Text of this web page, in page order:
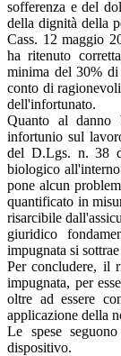
sofferenza e del
della dignità della
Cass. 12 maggio
ha ritenuto
minima del 30% di
conto di
dell'infortunato.
Quanto al danno
infortunio sul
del D.Lgs. n. 38
biologico
pone alcun
quantificato in
risarcibile
giuridico
impugnata si
Per concludere, il
impugnata, per
oltre ad essere
applicazione della
Le spese
dispositivo.